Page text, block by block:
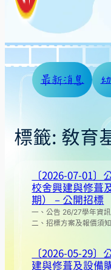
最新消息
標籤: 教育
〔2026-07-01
校舍興建與修葺
期） – 公開招標
一、公告 26/27學年資
二、招標方案及報價須
〔2026-05-29
建與修葺及設備